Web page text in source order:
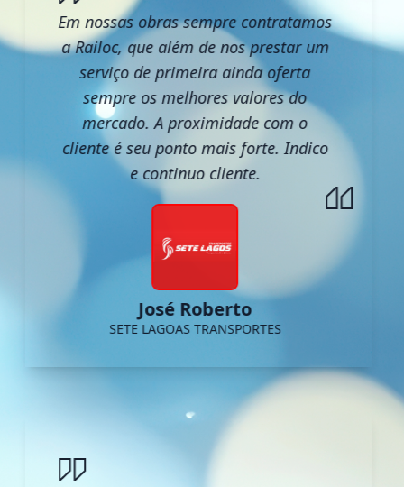
Em nossas obras sempre contratamos
a Railoc, que além de nos prestar um
serviço de primeira ainda oferta
sempre os melhores valores do
mercado. A proximidade com o
cliente é seu ponto mais forte. Indico
e continuo cliente.
José Roberto
SETE LAGOAS TRANSPORTES